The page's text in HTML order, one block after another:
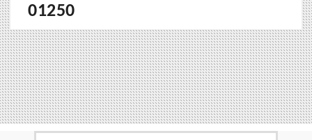
01250